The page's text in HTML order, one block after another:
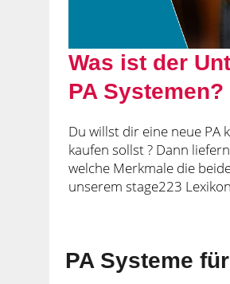
Was ist der
PA Systemen?
Du willst dir eine neue PA
kaufen sollst ? Dann
welche Merkmale die
unserem stage223
PA Systeme